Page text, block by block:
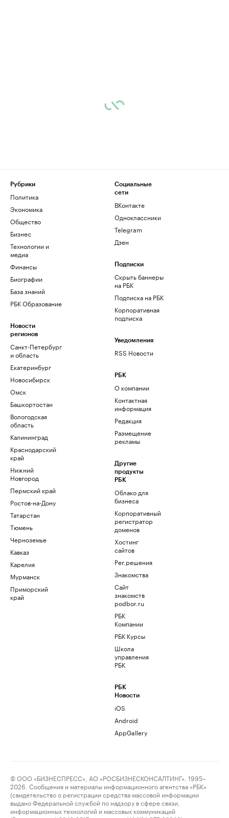
Рубрики
Политика
Экономика
Общество
Бизнес
Технологии и
медиа
Финансы
Биографии
База знаний
РБК Образование
Новости
регионов
Санкт-Петербург
и область
Екатеринбург
Новосибирск
Омск
Башкортостан
Вологодская
область
Калининград
Краснодарский
край
Нижний
Новгород
Пермский край
Ростов-на-Дону
Татарстан
Тюмень
Черноземье
Кавказ
Карелия
Мурманск
Приморский
край
Социальные
сети
ВКонтакте
Одноклассники
Telegram
Дзен
Подписки
Скрыть баннеры
на РБК
Подписка на РБК
Корпоративная
подписка
Уведомления
RSS Новости
РБК
О компании
Контактная
информация
Редакция
Размещение
рекламы
Другие
продукты
РБК
Облако для
бизнеса
Корпоративный
регистратор
доменов
Хостинг
сайтов
Рег.решения
Знакомства
Сайт
знакомств
podbor.ru
РБК
Компании
РБК Курсы
Школа
управления
РБК
РБК
Новости
iOS
Android
AppGallery
© ООО «БИЗНЕСПРЕСС», АО «РОСБИЗНЕСКОНСАЛТИНГ», 1995–
2026. Сообщения и материалы информационного агентства «РБК»
(свидетельство о регистрации средства массовой информации
выдано Федеральной службой по надзору в сфере связи,
информационных технологий и массовых коммуникаций